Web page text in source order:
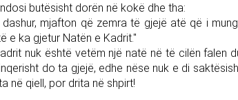
butësisht dorën në kokë dhe tha:
dashur, mjafton që zemra të gjejë atë që i
e ka gjetur Natën e Kadrit."
nuk është vetëm një natë në të cilën falen
do ta gjejë, edhe nëse nuk e di
në qiell, por drita në shpirt!